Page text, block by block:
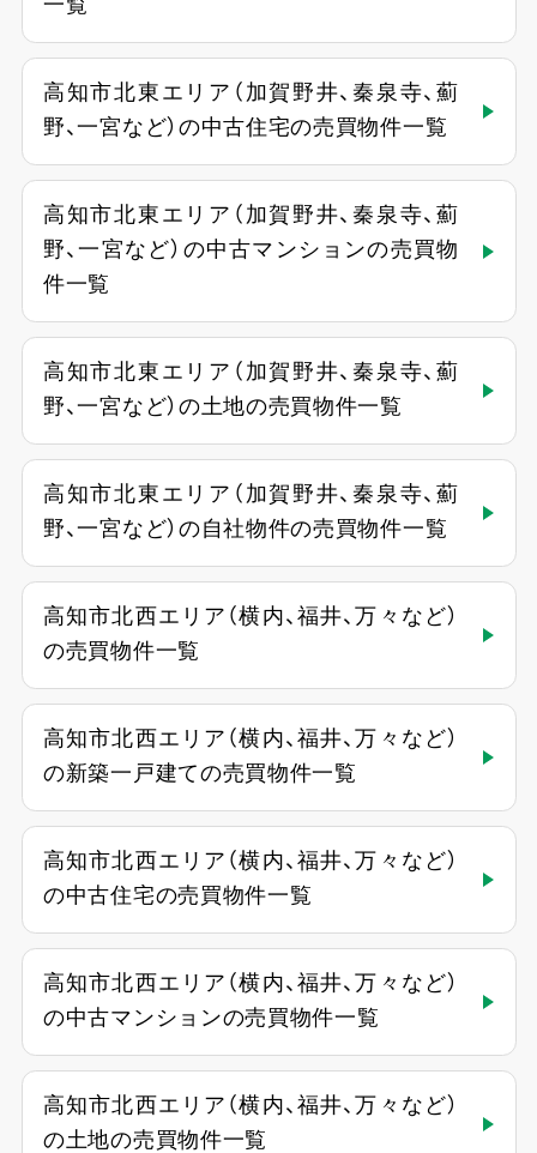
一覧
高知市北東エリア（加賀野井、秦泉寺、薊
野、一宮など）の中古住宅の売買物件一覧
高知市北東エリア（加賀野井、秦泉寺、薊
野、一宮など）の中古マンションの売買物
件一覧
高知市北東エリア（加賀野井、秦泉寺、薊
野、一宮など）の土地の売買物件一覧
高知市北東エリア（加賀野井、秦泉寺、薊
野、一宮など）の自社物件の売買物件一覧
高知市北西エリア（横内、福井、万々など）
の売買物件一覧
高知市北西エリア（横内、福井、万々など）
の新築一戸建ての売買物件一覧
高知市北西エリア（横内、福井、万々など）
の中古住宅の売買物件一覧
高知市北西エリア（横内、福井、万々など）
の中古マンションの売買物件一覧
高知市北西エリア（横内、福井、万々など）
の土地の売買物件一覧